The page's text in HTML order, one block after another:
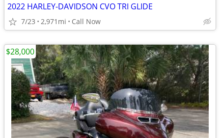
2022 HARLEY-DAVIDSON CVO TRI GLIDE
7/23 2,971mi Call Now
$28,000